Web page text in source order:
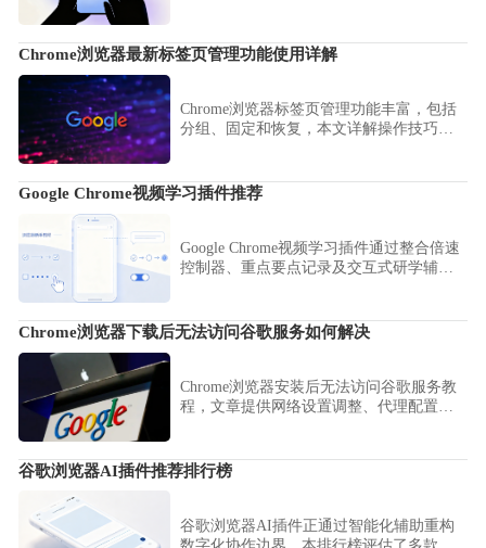
息，极大提升移动端的多任务处理效率，
让您的娱乐与办公不再冲突。
Chrome浏览器最新标签页管理功能使用详解
Chrome浏览器标签页管理功能丰富，包括
分组、固定和恢复，本文详解操作技巧，
Google Chrome视频学习插件推荐
Google Chrome视频学习插件通过整合倍速
控制器、重点要点记录及交互式研学辅
知识归档的闭环操作。
Chrome浏览器下载后无法访问谷歌服务如何解决
Chrome浏览器安装后无法访问谷歌服务教
程，文章提供网络设置调整、代理配置和
谷歌浏览器AI插件推荐排行榜
谷歌浏览器AI插件正通过智能化辅助重构